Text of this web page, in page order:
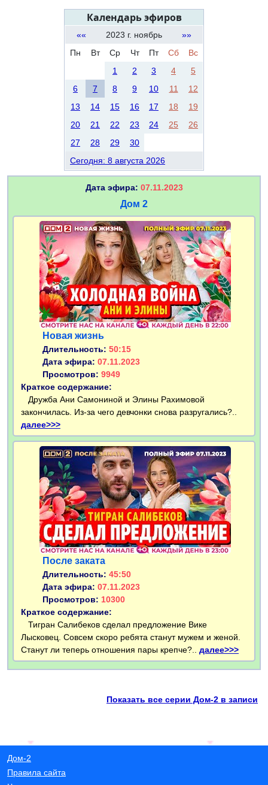
Календарь эфиров
«« 2023 г. ноябрь
»»
Пн
Вт Ср Чт Пт Сб
Вс
1
2 3 4
5
6
7 8 9 10 11
12
13
14 15 16 17 18
19
20
21 22 23 24 25
26
27
28 29
30
Сегодня: 8 августа 2026
Дата эфира: 07.11.2023
Дом 2
Новая жизнь
Длительность: 50:15
Дата эфира: 07.11.2023
Просмотров: 9949
Краткое содержание:
Дружба Ани Самониной и Элины Рахимовой
закончилась. Из-за чего девчонки снова разругались?..
далее>>>
После заката
Длительность: 45:50
Дата эфира: 07.11.2023
Просмотров: 10300
Краткое содержание:
Тигран Салибеков сделал предложение Вике
Лысковец. Совсем скоро ребята станут мужем и женой.
Станут ли теперь отношения пары крепче?.. далее>>>
Показать все серии Дом-2 в записи
Дом-2
Правила сайта